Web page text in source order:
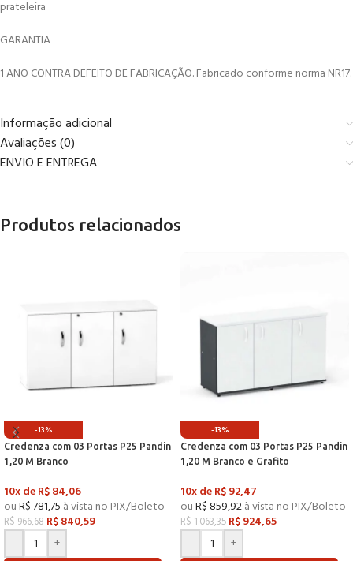
prateleira
GARANTIA
1 ANO CONTRA DEFEITO DE FABRICAÇÃO. Fabricado conforme norma NR17.
Informação adicional
Avaliações (0)
ENVIO E ENTREGA
Produtos relacionados
-13%
Credenza com 03 Portas P25 Pandin
1,20 M Branco
10x deR$84,06
ouR$781,75 à vista no PIX/Boleto
R$966,68 R$840,59
-
+
-13%
Credenza com 03 Portas P25 Pandin
1,20 M Branco e Grafito
10x deR$92,47
ouR$859,92à vista no PIX/Boleto
R$1.063,35 R$924,65
-
+